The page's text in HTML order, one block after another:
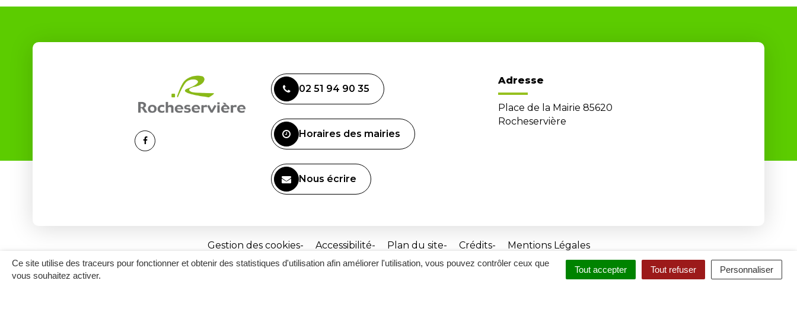
Ce site utilise des traceurs pour fonctionner et obtenir des statistiques d'utilisation afin améliorer l'utilisation, vous pouvez contrôler ceux que
vous souhaitez activer.
Tout accepter Tout refuser Personnaliser
Lien
02 51 94 90 35
Horaires des mairies
Nous écrire
Adresse
Place de la Mairie 85620
Rocheservière
Gestion des cookies Accessibilité Plan du site Crédits Mentions Légales